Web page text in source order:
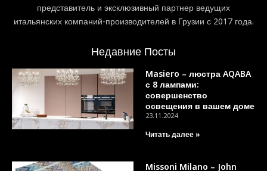
представитель и эксклюзивный партнер ведущих
итальянских компаний-производителей в Грузии с 2017 года.
Недавние Посты
Masiero – люстра AQABA
с 8 лампами:
совершенство
освещения в вашем доме
23.11.2024
Читать далее »
Missoni Milano – John